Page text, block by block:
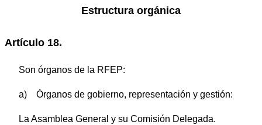
Estructura orgánica
Artículo 18.
Son órganos de la RFEP:
a) Órganos de gobierno, representación y gestión:
La Asamblea General y su Comisión Delegada.